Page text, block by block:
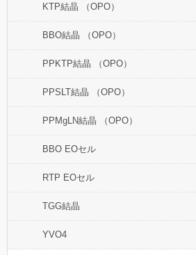
KTP結晶 （OPO）
BBO結晶 （OPO）
PPKTP結晶 （OPO）
PPSLT結晶 （OPO）
PPMgLN結晶 （OPO）
BBO EOセル
RTP EOセル
TGG結晶
YVO4